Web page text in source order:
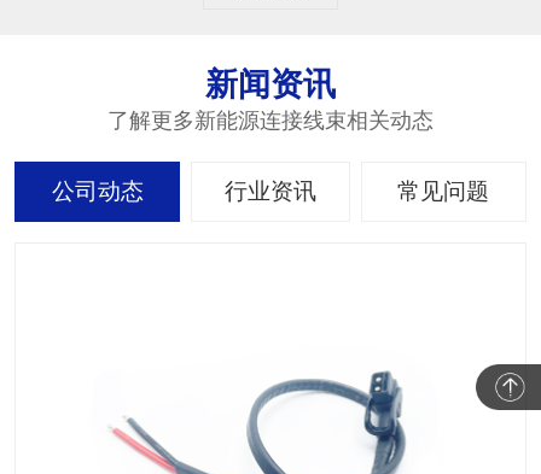
新闻资讯
了解更多新能源连接线束相关动态
公司动态 行业资讯 常见问题